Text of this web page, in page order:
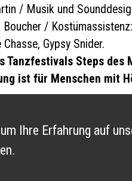
/ Musik und
Boucher /
Gypsy Snider.
Tanzfestivals Steps
ist für Menschen mit
Ihre Erfahrung auf